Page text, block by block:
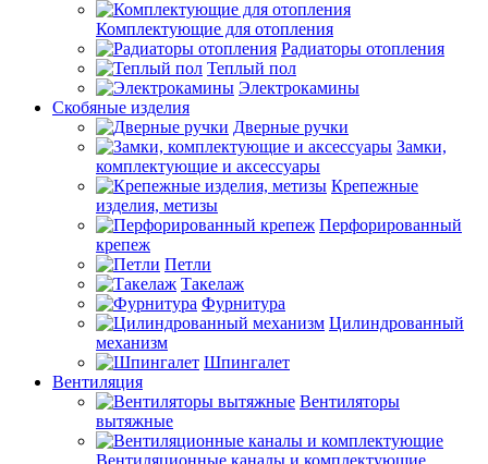
Комплектующие для отопления
Радиаторы отопления
Теплый пол
Электрокамины
Скобяные изделия
Дверные ручки
Замки,
комплектующие и аксессуары
Крепежные
изделия, метизы
Перфорированный
крепеж
Петли
Такелаж
Фурнитура
Цилиндрованный
механизм
Шпингалет
Вентиляция
Вентиляторы
вытяжные
Вентиляционные каналы и комплектующие